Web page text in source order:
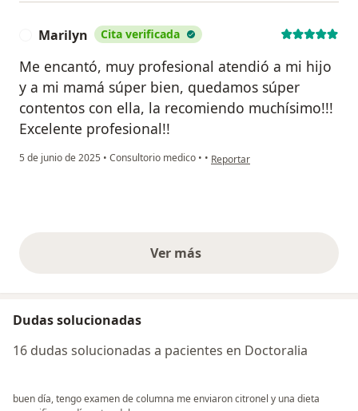
Marilyn Cita verificada
Me encantó, muy profesional atendió a mi hijo
y a mi mamá súper bien, quedamos súper
contentos con ella, la recomiendo muchísimo!!!
Excelente profesional!!
5 de junio de 2025 • Consultorio medico • • en opinión del usuario Marilyn
Reportar
Ver másopiniones anteriores
Dudas solucionadas
16 dudas solucionadas a pacientes en Doctoralia
buen día, tengo examen de columna me enviaron citronel y una dieta